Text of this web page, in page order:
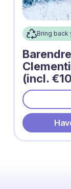
Bring back
(incl.